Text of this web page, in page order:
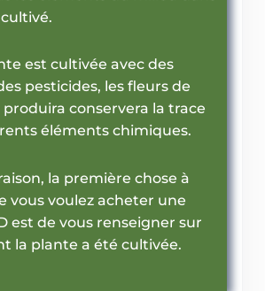
est cultivée avec des
pesticides, les fleurs de
produira conservera la trace
éléments chimiques.
la première chose à
vous voulez acheter une
est de vous renseigner sur
la plante a été cultivée.